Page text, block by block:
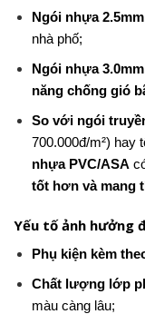
Ngói nhựa
nhà phố;
Ngói nhựa
năng chống gió
So với ngói
700.000đ/m²) hay
nhựa PVC/ASA
tốt hơn và mang
Yếu tố ảnh hưởng
Phụ kiện kèm
Chất lượng lớp
màu càng lâu;